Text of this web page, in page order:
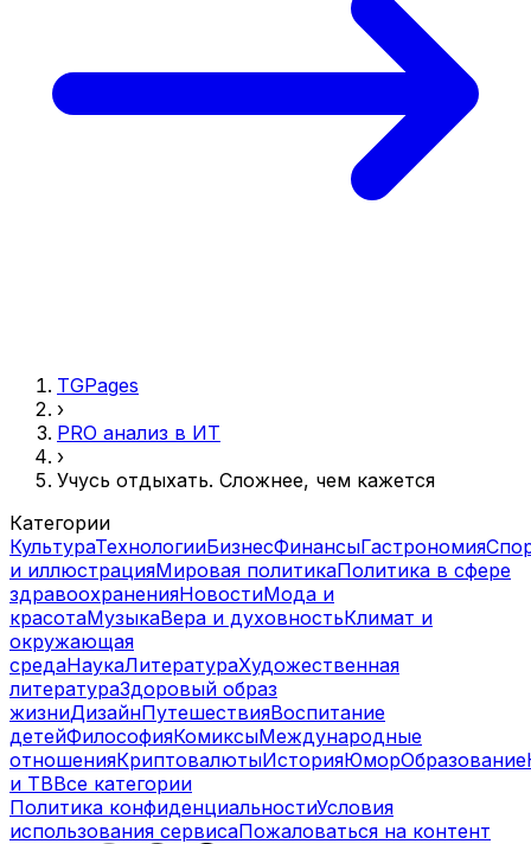
TGPages
›
PRO анализ в ИТ
›
Учусь отдыхать. Сложнее, чем кажется
Категории
КультураТехнологииБизнесФинансыГастрономия
и иллюстрацияМировая политикаПолитика в сфере
здравоохраненияНовостиМода и
красотаМузыкаВера и духовностьКлимат и
окружающая
средаНаукаЛитератураХудожественная
литератураЗдоровый образ
жизниДизайнПутешествияВоспитание
детейФилософияКомиксыМеждународные
отношенияКриптовалютыИсторияЮморОбразование
и ТВВсе категории
Политика конфиденциальностиУсловия
использования сервисаПожаловаться на контент